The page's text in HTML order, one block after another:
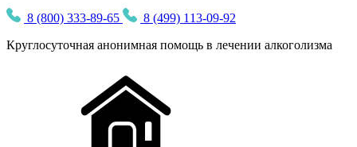
8 (800) 333-89-65
8 (499) 113-09-92
Круглосуточная анонимная помощь в лечении алкоголизма